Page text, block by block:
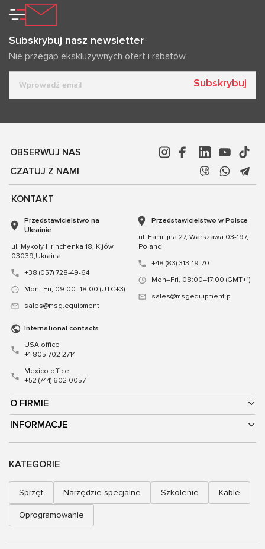
Subskrybuj nasz newsletter
Nie przegap ekskluzywnych ofert i rabatów
Subskrybuj
OBSERWUJ NAS
CZATUJ Z NAMI
O FIRMIE
INFORMACJE
KONTAKT
Przedstawicielstwo na
Ukrainie
ul. Mykoly Hrinchenka 18, Kijów
03039,Ukraina
+38 (057) 728-49-64
Mon–Fri, 09:00–18:00 (UTC+3)
sales@msg.equipment
Przedstawicielstwo w Polsce
ul. Familijna 27, Warszawa 03-197,
Poland
+48 (83) 313-19-70
Mon–Fri, 08:00–17:00 (GMT+1)
sales@msgequipment.pl
International contacts
USA office
+1 805 702 2714
Mexico office
+52 (744) 602 0057
KATEGORIE
Sprzęt Narzędzie specjalne Szkolenie Kable
Oprogramowanie